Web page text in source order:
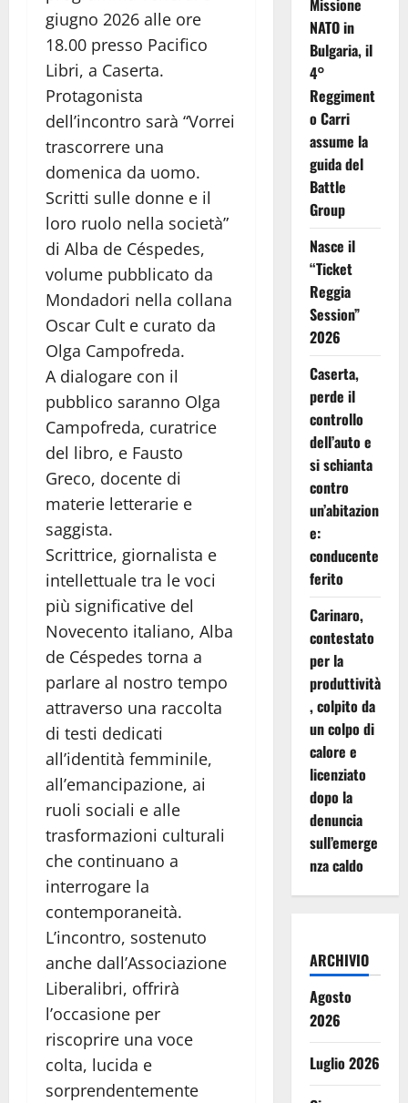
giugno 2026 alle ore
18.00 presso Pacifico
Libri, a Caserta.
Protagonista
dell’incontro sarà “Vorrei
trascorrere una
domenica da uomo.
Scritti sulle donne e il
loro ruolo nella società”
di Alba de Céspedes,
volume pubblicato da
Mondadori nella collana
Oscar Cult e curato da
Olga Campofreda.
A dialogare con il
pubblico saranno Olga
Campofreda, curatrice
del libro, e Fausto
Greco, docente di
materie letterarie e
saggista.
Scrittrice, giornalista e
intellettuale tra le voci
più significative del
Novecento italiano, Alba
de Céspedes torna a
parlare al nostro tempo
attraverso una raccolta
di testi dedicati
all’identità femminile,
all’emancipazione, ai
ruoli sociali e alle
trasformazioni culturali
che continuano a
interrogare la
contemporaneità.
L’incontro, sostenuto
anche dall’Associazione
Liberalibri, offrirà
l’occasione per
riscoprire una voce
colta, lucida e
sorprendentemente
Missione
NATO in
Bulgaria, il
4°
Reggiment
o Carri
assume la
guida del
Battle
Group
Nasce il
“Ticket
Reggia
Session”
2026
Caserta,
perde il
controllo
dell’auto e
si schianta
contro
un’abitazion
e:
conducente
ferito
Carinaro,
contestato
per la
produttività
, colpito da
un colpo di
calore e
licenziato
dopo la
denuncia
sull’emerge
nza caldo
ARCHIVIO
Agosto
2026
Luglio 2026